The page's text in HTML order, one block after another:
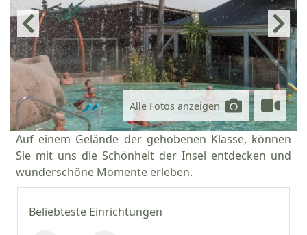
Beliebteste Einrichtungen
Alle Fotos anzeigen
Auf einem Gelände der gehobenen Klasse, können
Sie mit uns die Schönheit der Insel entdecken und
wunderschöne Momente erleben.